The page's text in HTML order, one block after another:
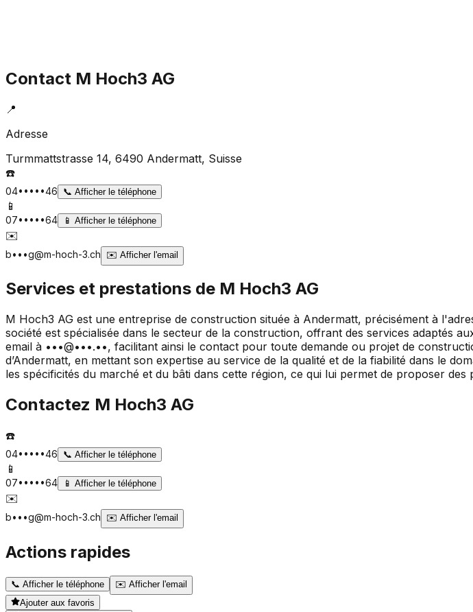
Contact M Hoch3 AG
📍
Adresse
Turmmattstrasse 14, 6490 Andermatt, Suisse
☎️
04•••••46 📞 Afficher le téléphone
📱
07•••••64 📱 Afficher le téléphone
✉️
b•••g@m-hoch-3.ch ✉️ Afficher l'email
Services et prestations de M Hoch3 AG
M Hoch3 AG est une entreprise de construction située à Andermatt, précisément à
société est spécialisée dans le secteur de la construction, offrant des services adaptés
email à •••@•••.••, facilitant ainsi le contact pour toute demande ou projet de
d’Andermatt, en mettant son expertise au service de la qualité et de la fiabilité dans le
les spécificités du marché et du bâti dans cette région, ce qui lui permet de proposer
Contactez M Hoch3 AG
☎️
04•••••46 📞 Afficher le téléphone
📱
07•••••64 📱 Afficher le téléphone
✉️
b•••g@m-hoch-3.ch ✉️ Afficher l'email
Actions rapides
📞 Afficher le téléphone ✉️ Afficher l'email
Ajouter aux favoris